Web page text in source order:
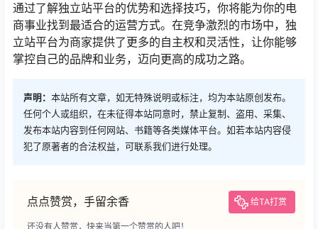
通过了解独立站平台的优势和选择技巧，你将能为你的电
商事业找到最适合的运营方式。在竞争激烈的市场中，独
立站平台为商家提供了更多的自主权和灵活性，让你能够
掌控自己的品牌和业务，迈向更高的成功之路。
声明： 本站所有文章，如无特殊说明或标注，均为本站原创发布。
任何个人或组织，在未征得本站同意时，禁止复制、盗用、采集、
发布本站内容到任何网站、书籍等各类媒体平台。如若本站内容侵
犯了原著者的合法权益，可联系我们进行处理。
点点赞赏，手留余香 给TA打赏
还没有人赞赏，快来当第一个赞赏的人吧！